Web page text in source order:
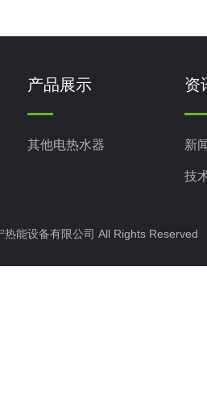
产品展示
其他电热水器
资
新
技
热能设备有限公司 All Rights